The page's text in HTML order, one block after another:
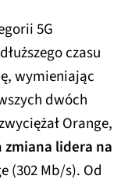
5G
czasu
wymieniając
dwóch
Orange,
zmiana lidera na
(302 Mb/s). Od